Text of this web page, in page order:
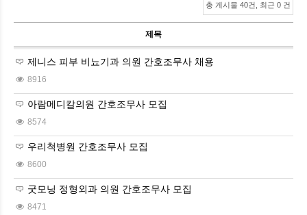
총 게시물 40건, 최근 0 건
제목
제니스 피부 비뇨기과 의원 간호조무사 채용
8916
아람메디칼의원 간호조무사 모집
8574
우리척병원 간호조무사 모집
8600
굿모닝 정형외과 의원 간호조무사 모집
8471